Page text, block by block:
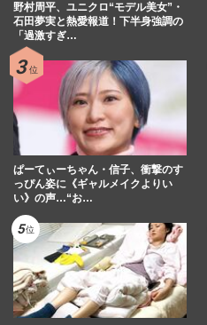
野村周平、ユニクロ“モデル美女”・
石田夢実と熱愛報道！下半身強調の
「過激すぎ…
ぱーてぃーちゃん・信子、衝撃のす
っぴん姿に《ギャルメイクよりい
い》の声…“お…